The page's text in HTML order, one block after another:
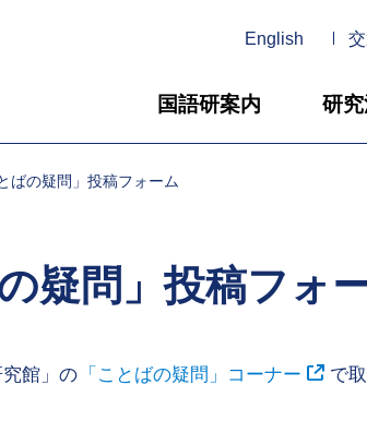
国語研案内 研
English
ばの疑問」投稿フォーム
疑問」投稿フォ
館」の 「ことばの疑問」コーナー
で